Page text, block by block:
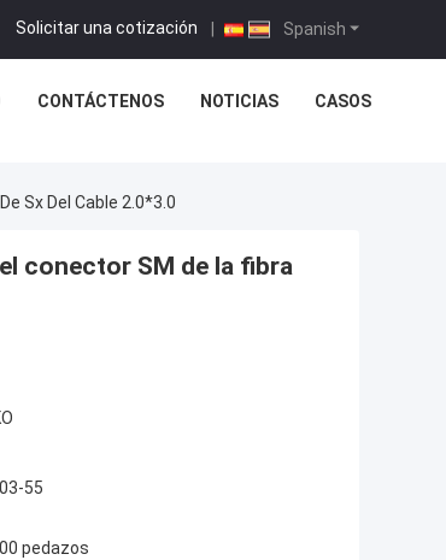
Spanish
Solicitar una cotización |
CONTÁCTENOS NOTICIAS CASOS
Sx Del Cable 2.0*3.0
conector SM de la fibra
55
pedazos